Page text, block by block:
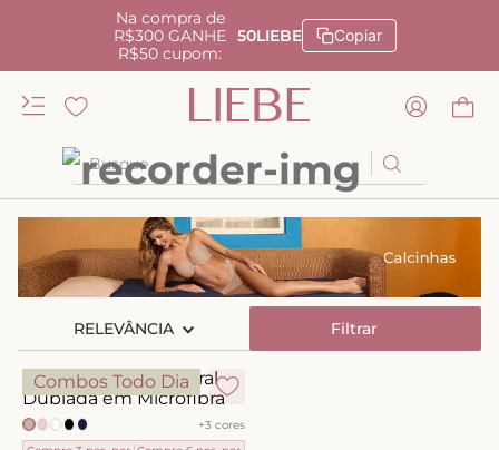
Na compra de
R$300 GANHE
R$50 cupom:
50LIEBE Copiar
Busque
RELEVÂNCIA Filtrar
Combos Todo Dia
+3 cores
TERMOS MAIS BUSCADOS
kiss me
camisola
calcinha renda
calcinha alta
anatomic